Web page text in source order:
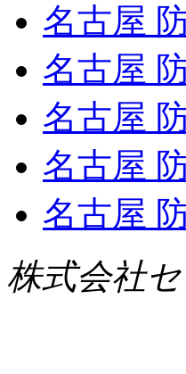
名古屋
名古屋
名古屋
名古屋
名古屋
株式会社